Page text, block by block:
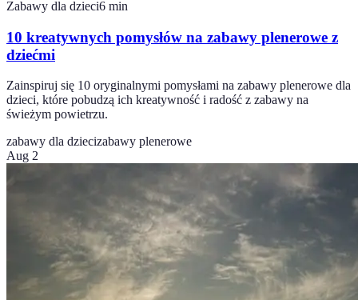
Zabawy dla dzieci6 min
10 kreatywnych pomysłów na zabawy plenerowe z
dziećmi
Zainspiruj się 10 oryginalnymi pomysłami na zabawy plenerowe dla
dzieci, które pobudzą ich kreatywność i radość z zabawy na
świeżym powietrzu.
zabawy dla dziecizabawy plenerowe
Aug 2